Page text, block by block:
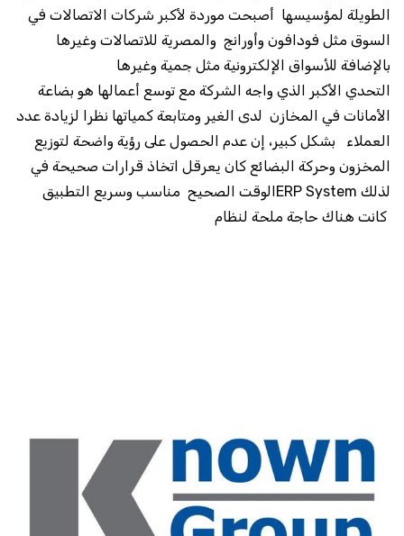
الطويلة لمؤسيسها أصبحت موردة لأكبر شركات الاتصالات في
السوق مثل فودافون وأورانج والمصرية للاتصالات وغيرها
بالإضافة للأسواق الإلكترونية مثل جمية وغيرها
الأمانات في المخازن لدى الغير ومتابعة كمياتها نظرا لزيادة عدد
العملاء بشكل كبير، إن عدم الحصول على رؤية واضحة لتوزيع
المخزون وحركة البضائع كان يعرقل اتخاذ قرارات صحيحة في
الوقت الصحيح مناسب وسريع التطبيقERP System لذلك